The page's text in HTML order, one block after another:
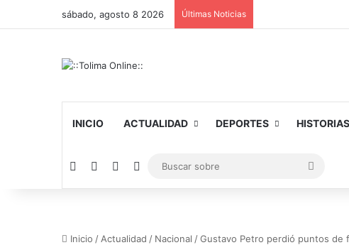
sábado, agosto 8 2026 Últimas Noticias
INICIO ACTUALIDAD DEPORTES HISTORIAS
Facebook YouTubeInstagram
sobre
Inicio / Actualidad / Nacional /Gustavo Petro perdió puntos de